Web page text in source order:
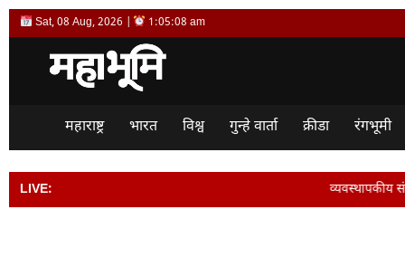
Skip
to
Sat, 08 Aug, 2026 | 1:05:09 am
महाराष्ट्र भारत विश्व गुन्हे वार्ता क्रीडा रंगभूमी
LIVE: व्यवस्थापकीय संचालक विजय देशमुख